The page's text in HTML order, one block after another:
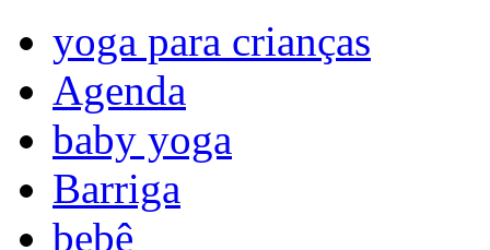
yoga para crianças
Agenda
baby yoga
Barriga
bebê